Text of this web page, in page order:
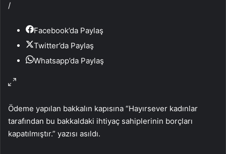
/
Facebook’da Paylaş
Twitter’da Paylaş
Whatsapp’da Paylaş
Ödeme yapılan bakkalın kapısına “Hayırsever kadınlar
tarafından bu bakkaldaki ihtiyaç sahiplerinin borçları
kapatılmıştır.” yazısı asıldı.